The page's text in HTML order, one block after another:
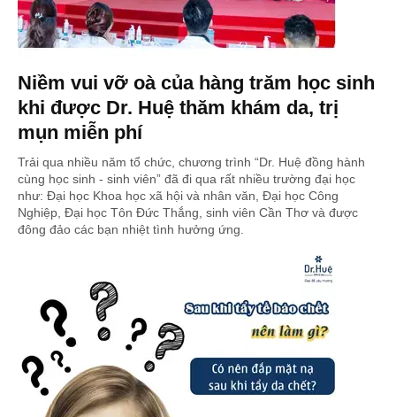
Niềm vui vỡ oà của hàng trăm học sinh
khi được Dr. Huệ thăm khám da, trị
mụn miễn phí
Trải qua nhiều năm tổ chức, chương trình “Dr. Huệ đồng hành
cùng học sinh - sinh viên” đã đi qua rất nhiều trường đại học
như: Đại học Khoa học xã hội và nhân văn, Đại học Công
Nghiệp, Đại học Tôn Đức Thắng, sinh viên Cần Thơ và được
đông đảo các bạn nhiệt tình hưởng ứng.